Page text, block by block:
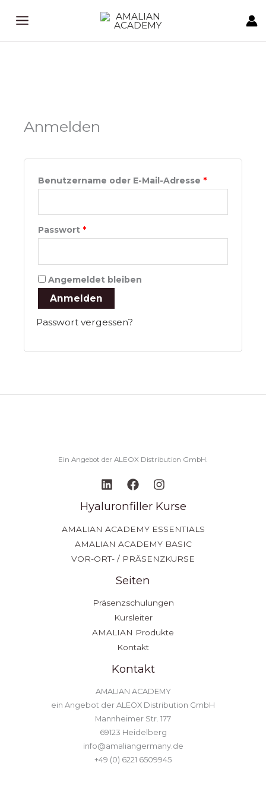
Inhalt
springen
Anmelden
Benutzername oder E-Mail-Adresse *
Passwort *
Angemeldet bleiben
Anmelden
Passwort vergessen?
Ein Angebot der ALEOX Distribution GmbH.
Hyaluronfiller Kurse
AMALIAN ACADEMY ESSENTIALS
AMALIAN ACADEMY BASIC
VOR-ORT- / PRÄSENZKURSE
Seiten
Präsenzschulungen
Kursleiter
AMALIAN Produkte
Kontakt
Kontakt
AMALIAN ACADEMY
ein Angebot der ALEOX Distribution GmbH
Mannheimer Str. 177
69123 Heidelberg
info@amaliangermany.de
+49 (0) 6221 6509945